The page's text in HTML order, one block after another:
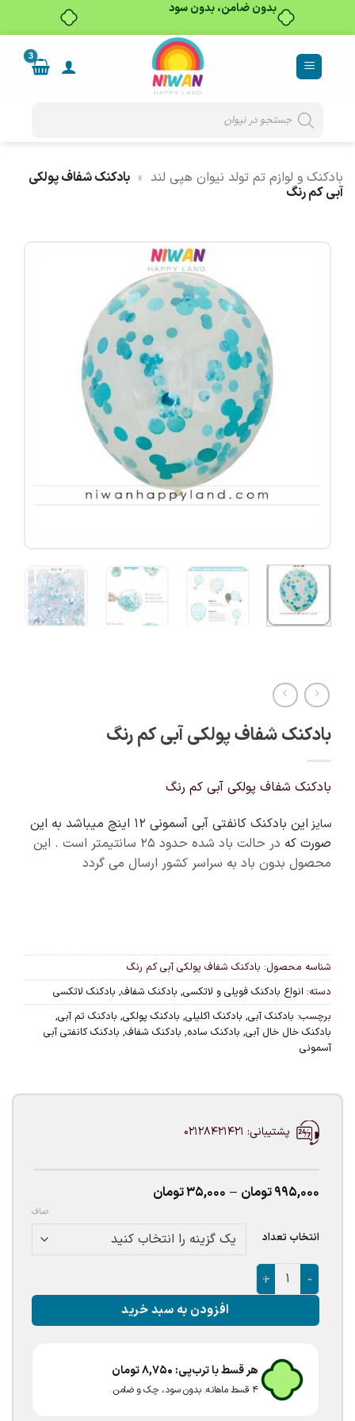
بدون ضامن، بدون سود
content
search
بادکنک و لوازم تم تولد نیوان هپی لند » بادکنک شفاف پولکی
آبی کم رنگ
بادکنک شفاف پولکی آبی کم رنگ
بادکنک شفاف پولکی آبی کم رنگ
سایز
این بادکنک کانفتی آبی آسمونی 12 اینچ میباشد به این
صورت که
در حالت باد شده حدود ۲۵ سانتیمتر است . این
محصول بدون باد به سراسر کشور ارسال می گردد
شناسه محصول: بادکنک شفاف پولکی آبی کم رنگ
دسته: انواع بادکنک فویلی و لاتکسی, بادکنک شفاف, بادکنک لاتکسی
برچسب: بادکنک آبی, بادکنک اکلیلی, بادکنک پولکی, بادکنک تم آبی,
بادکنک خال خال آبی, بادکنک ساده, بادکنک شفاف, بادکنک کانفتی آبی
آسمونی
پشتیبانی: 02128421421
995,000تومان –
35,000تومان
through
995,000تومان انتخاب تعداد
صاف
بادکنک شفاف پولکی آبی کم رنگ عدد
افزودن به سبد خرید
هر قسط با ترب‌پی: 8,750تومان
۴ قسط ماهانه. بدون سود، چک و ضامن.